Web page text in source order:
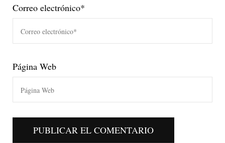
Correo electrónico*
Página Web